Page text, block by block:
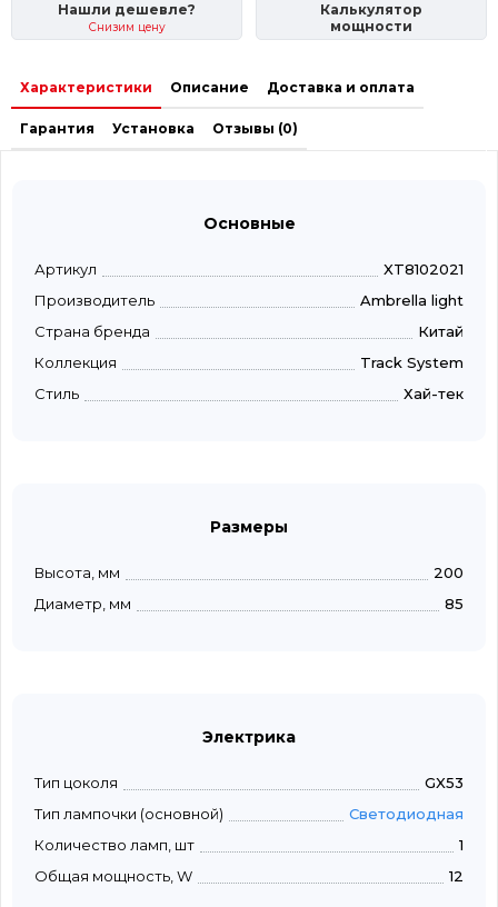
Нашли дешевле?
Снизим цену
Калькулятор
мощности
Характеристики Описание Доставка и оплата
Гарантия Установка Отзывы (0)
Основные
Артикул
XT8102021
Производитель
Ambrella light
Страна бренда
Китай
Коллекция
Track System
Стиль
Хай-тек
Размеры
Высота, мм
200
Диаметр, мм
85
Электрика
Тип цоколя
GX53
Тип лампочки (основной)
Светодиодная
Количество ламп, шт
1
Общая мощность, W
12